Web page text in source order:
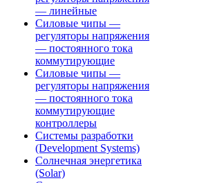
— линейные
Силовые чипы —
регуляторы напряжения
— постоянного тока
коммутирующие
Силовые чипы —
регуляторы напряжения
— постоянного тока
коммутирующие
контроллеры
Системы разработки
(Development Systems)
Солнечная энергетика
(Solar)